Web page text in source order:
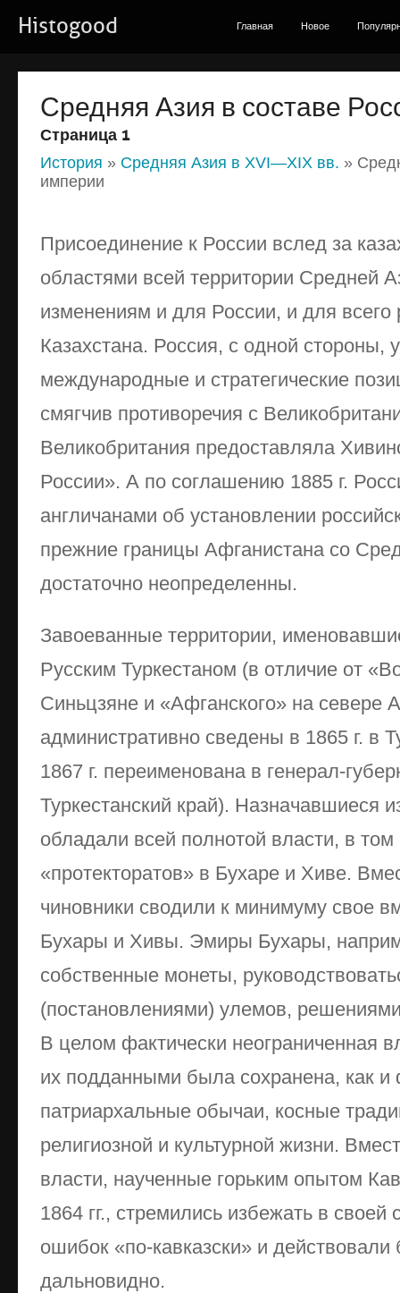
Histogood Главная Новое
Средняя Азия в составе
Страница 1
История » Средняя Азия в XVI—XIX вв. »
империи
Присоединение к России вслед за
областями всей территории Средней
изменениям и для России, и для
Казахстана. Россия, с одной стороны,
международные и стратегические
смягчив противоречия с
Великобритания предоставляла
России». А по соглашению 1885 г.
англичанами об установлении
прежние границы Афганистана со
достаточно неопределенны.
Завоеванные территории,
Русским Туркестаном (в отличие от
Синьцзяне и «Афганского» на севере
административно сведены в 1865 г. в
1867 г. переименована в генерал-
Туркестанский край). Назначавшиеся
обладали всей полнотой власти, в
«протекторатов» в Бухаре и Хиве.
чиновники сводили к минимуму свое
Бухары и Хивы. Эмиры Бухары,
собственные монеты,
(постановлениями) улемов,
В целом фактически неограниченная
их подданными была сохранена, как
патриархальные обычаи, косные
религиозной и культурной жизни.
власти, наученные горьким опытом
1864 гг., стремились избежать в своей
ошибок «по-кавказски» и
дальновидно.